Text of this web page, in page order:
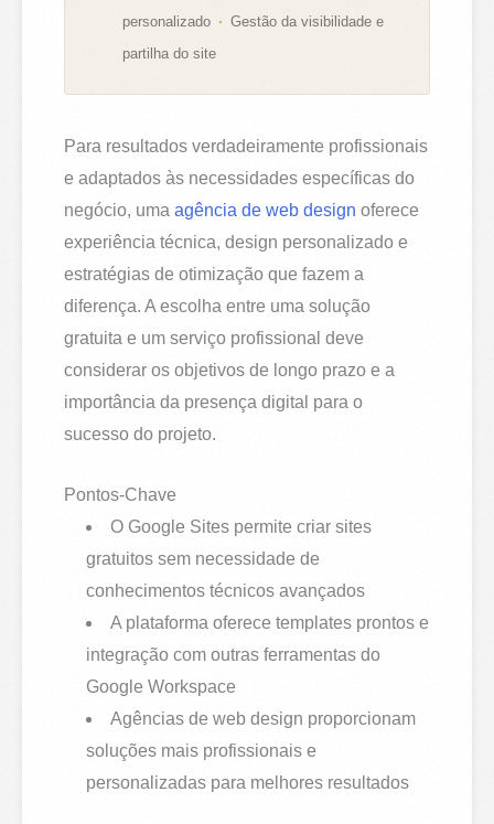
personalizado
Gestão da visibilidade e
partilha do site
Para resultados verdadeiramente profissionais
e adaptados às necessidades específicas do
negócio, umaagência de web design oferece
experiência técnica, design personalizado e
estratégias de otimização que fazem a
diferença. A escolha entre uma solução
gratuita e um serviço profissional deve
considerar os objetivos de longo prazo e a
importância da presença digital para o
sucesso do projeto.
Pontos-Chave
O Google Sites permite criar sites
gratuitos sem necessidade de
conhecimentos técnicos avançados
A plataforma oferece templates prontos e
integração com outras ferramentas do
Google Workspace
Agências de web design proporcionam
soluções mais profissionais e
personalizadas para melhores resultados